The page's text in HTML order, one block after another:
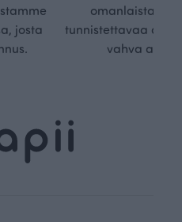
josta
omanlaista,
tunnistettavaa
vahva